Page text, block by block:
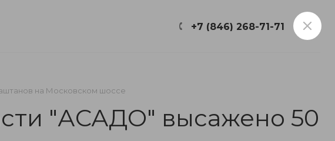
+7 (846) 268-71-71
на Московском шоссе
"АСАДО" высажено 50